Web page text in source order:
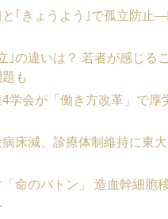
と｢きょうよう｣で孤立防止
｣の違いは？ 若者が感じ
も
学会が「働き方改革」で
床減、診療体制維持に東
命のバトン」 造血幹細胞